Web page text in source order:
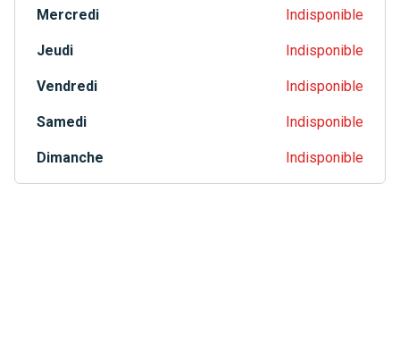
Mercredi Indisponible
Jeudi Indisponible
Vendredi Indisponible
Samedi Indisponible
Dimanche Indisponible